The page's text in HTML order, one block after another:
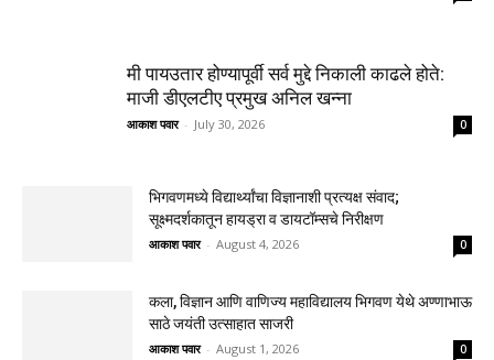
मी पायउतार होण्यापूर्वी सर्व मुद्दे निकाली काढले होते:
माजी डीएलटीए प्रमुख अनिल खन्ना
आकाश पवार - July 30, 2026 0
भिगवणमध्ये विद्यार्थ्यांचा विज्ञानाशी प्रत्यक्ष संवाद;
सूक्ष्मदर्शकातून हायड्रा व डायटॉम्सचे निरीक्षण
आकाश पवार - August 4, 2026 0
कला, विज्ञान आणि वाणिज्य महाविद्यालय भिगवण येथे अण्णाभाऊ
साठे जयंती उत्साहात साजरी
आकाश पवार - August 1, 2026 0